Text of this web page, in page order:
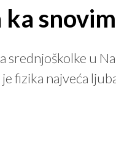
srednjoškolke u
fizika najveća